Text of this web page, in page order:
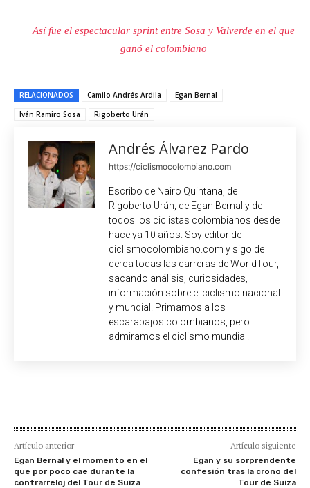
Así fue el espectacular sprint entre Sosa y Valverde en el que
ganó el colombiano
RELACIONADOS Camilo Andrés Ardila
Egan Bernal
Iván Ramiro Sosa
Rigoberto Urán
Andrés Álvarez Pardo
https://ciclismocolombiano.com
Escribo de Nairo Quintana, de
Rigoberto Urán, de Egan Bernal y de
todos los ciclistas colombianos desde
hace ya 10 años. Soy editor de
ciclismocolombiano.com y sigo de
cerca todas las carreras de WorldTour,
sacando análisis, curiosidades,
información sobre el ciclismo nacional
y mundial. Primamos a los
escarabajos colombianos, pero
admiramos el ciclismo mundial.
Artículo anterior
Egan Bernal y el momento en el
que por poco cae durante la
contrarreloj del Tour de Suiza
Artículo siguiente
Egan y su sorprendente
confesión tras la crono del
Tour de Suiza